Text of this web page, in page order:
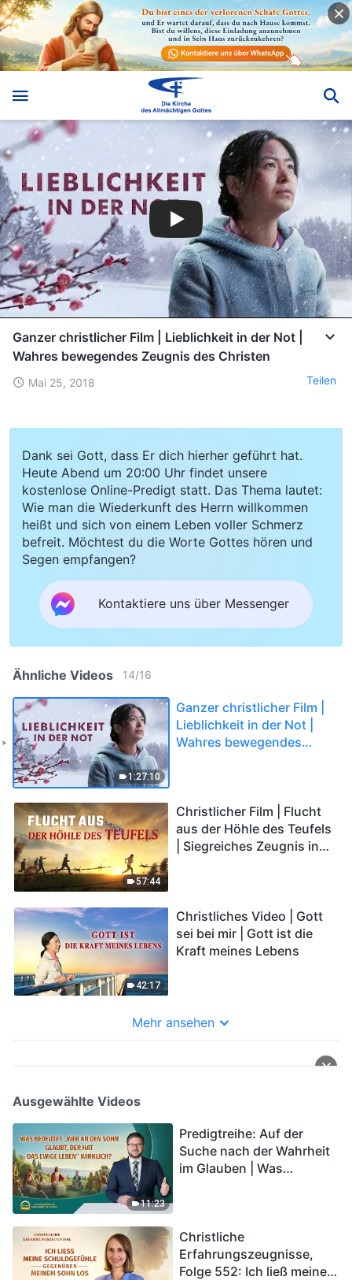
Ganzer christlicher Film | Lieblichkeit in der Not |
Wahres bewegendes Zeugnis des Christen
Mai 25, 2018 Teilen
Dank sei Gott, dass Er dich hierher geführt hat.
Heute Abend um 20:00 Uhr findet unsere
kostenlose Online-Predigt statt. Das Thema lautet:
Wie man die Wiederkunft des Herrn willkommen
heißt und sich von einem Leben voller Schmerz
befreit. Möchtest du die Worte Gottes hören und
Segen empfangen?
Kontaktiere uns über Messenger
Ähnliche Videos 14/16
1:27:10
Ganzer christlicher Film |
Lieblichkeit in der Not |
Wahres bewegendes
57:44
Christlicher Film | Flucht
aus der Höhle des Teufels
| Siegreiches Zeugnis in
42:17
Christliches Video | Gott
sei bei mir | Gott ist die
Kraft meines Lebens
Mehr ansehen
Ausgewählte Videos
11:23
Predigtreihe: Auf der
Suche nach der Wahrheit
im Glauben | Was
Christliche
Erfahrungszeugnisse,
Folge 552: Ich ließ meine